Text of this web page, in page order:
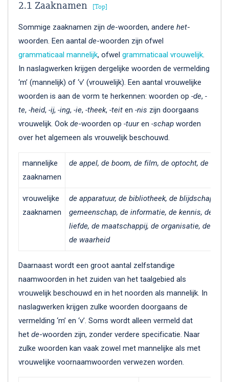
2.1 Zaaknamen Top
Sommige zaaknamen zijn de-woorden, andere het-
woorden. Een aantal de-woorden zijn ofwel
grammaticaal mannelijk, ofwel grammaticaal vrouwelijk.
In naslagwerken krijgen dergelijke woorden de vermelding
‘m’ (mannelijk) of ‘v’ (vrouwelijk). Een aantal vrouwelijke
woorden is aan de vorm te herkennen: woorden op -de, -
te, -heid, -ij, -ing, -ie, -theek, -teit en -nis zijn doorgaans
vrouwelijk. Ook de-woorden op -tuuren -schap worden
over het algemeen als vrouwelijk beschouwd.
mannelijke
zaaknamen
de appel, de boom, de film, de optocht, de
vrouwelijke
zaaknamen
de apparatuur, de bibliotheek, de blijdschap, de
gemeenschap, de informatie, de kennis, de
liefde, de maatschappij, de organisatie, de
de waarheid
Daarnaast wordt een groot aantal zelfstandige
naamwoorden in het zuiden van het taalgebied als
vrouwelijk beschouwd en in het noorden als mannelijk. In
naslagwerken krijgen zulke woorden doorgaans de
vermelding ‘m’ en ‘v’. Soms wordt alleen vermeld dat
het de-woorden zijn, zonder verdere specificatie. Naar
zulke woorden kan vaak zowel met mannelijke als met
vrouwelijke voornaamwoorden verwezen worden.